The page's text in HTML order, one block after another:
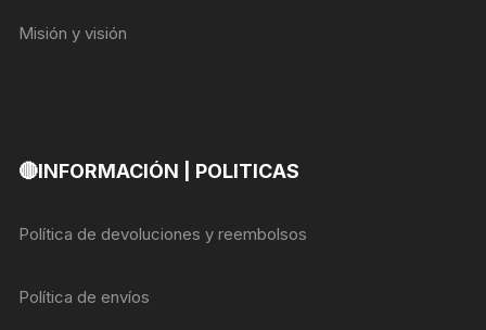
Misión y visión
🔴INFORMACIÓN | POLITICAS
Política de devoluciones y reembolsos
Política de envíos